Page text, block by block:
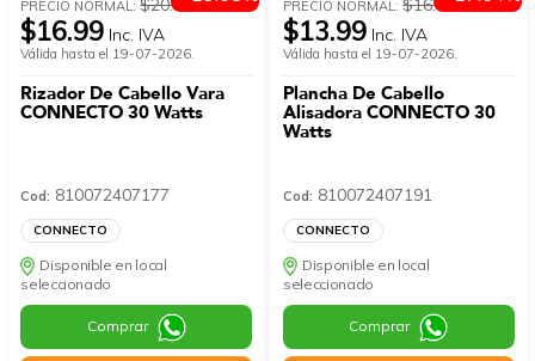
PRECIO NORMAL:
$16.99 Inc. IVA
Válida hasta el 19-07-2026.
Rizador De Cabello Vara
CONNECTO 30 Watts
Cod: 810072407177
CONNECTO
Disponible en local
seleccionado
Comprar
PRECIO NORMAL:
$13.99 Inc. IVA
Válida hasta el 19-07-2026.
Plancha De Cabello
Alisadora CONNECTO 30
Watts
Cod: 810072407191
CONNECTO
Disponible en local
seleccionado
Comprar